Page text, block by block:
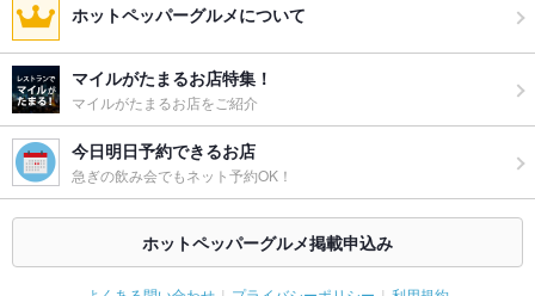
ホットペッパーグルメについて
マイルがたまるお店特集！
マイルがたまるお店をご紹介
今日明日予約できるお店
急ぎの飲み会でもネット予約OK！
ホットペッパーグルメ掲載申込み